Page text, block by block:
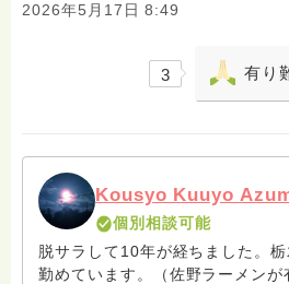
2026年5月17日 8:49
3 有り
Kousyo Kuuyo
個別相談可能
脱サラして10年が経ちました。
勤めています。（佐野ラーメン